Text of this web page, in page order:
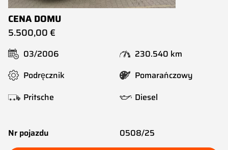
CENA DOMU
5.500,00 €
03/2006
230.540 km
Podręcznik
Pomarańczowy
Pritsche
Diesel
Nr pojazdu 0508/25